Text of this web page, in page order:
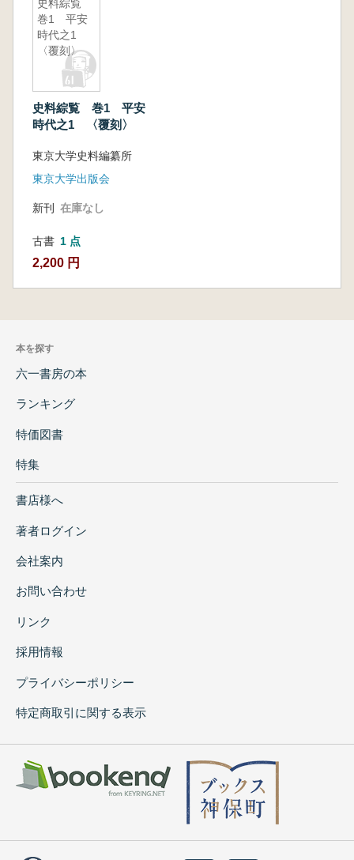
史料綜覧
巻1 平安
時代之1
〈覆刻〉
史料綜覧 巻1 平安
時代之1 〈覆刻〉
東京大学史料編纂所
東京大学出版会
新刊 在庫なし
古書 1 点
2,200 円
本を探す
六一書房の本
ランキング
特価図書
特集
書店様へ
著者ログイン
会社案内
お問い合わせ
リンク
採用情報
プライバシーポリシー
特定商取引に関する表示